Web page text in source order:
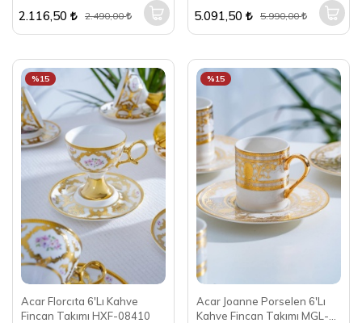
2.116,50 2.490,00 5.091,50 5.990,00
Acar Florcıta 6'Lı Kahve
Fincan Takımı HXF-08410
%15
Acar Joanne Porselen 6'Lı
Kahve Fincan Takımı MGL-
%15